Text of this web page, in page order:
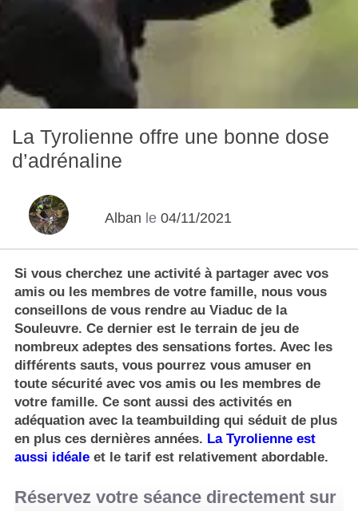
La Tyrolienne offre une bonne dose
d’adrénaline
Alban le 04/11/2021
Si vous cherchez une activité à partager avec vos
amis ou les membres de votre famille, nous vous
conseillons de vous rendre au Viaduc de la
Souleuvre. Ce dernier est le terrain de jeu de
nombreux adeptes des sensations fortes. Avec les
différents sauts, vous pourrez vous amuser en
toute sécurité avec vos amis ou les membres de
votre famille. Ce sont aussi des activités en
adéquation avec la teambuilding qui séduit de plus
en plus ces dernières années. La Tyrolienne est
aussi idéale et le tarif est relativement abordable.
Réservez votre séance directement sur